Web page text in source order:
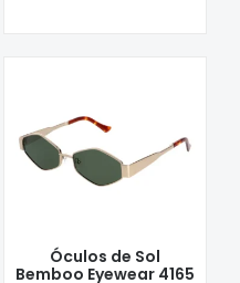
Óculos de Sol
Bemboo Eyewear 4165